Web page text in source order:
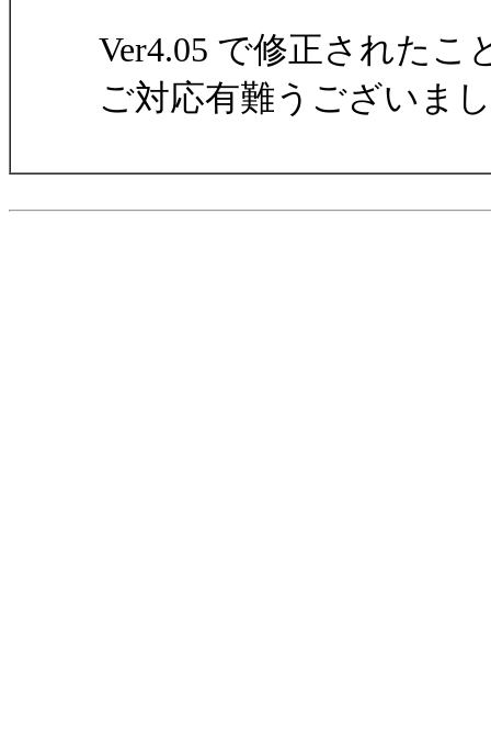
Ver4.05 で修正された
ご対応有難うございま